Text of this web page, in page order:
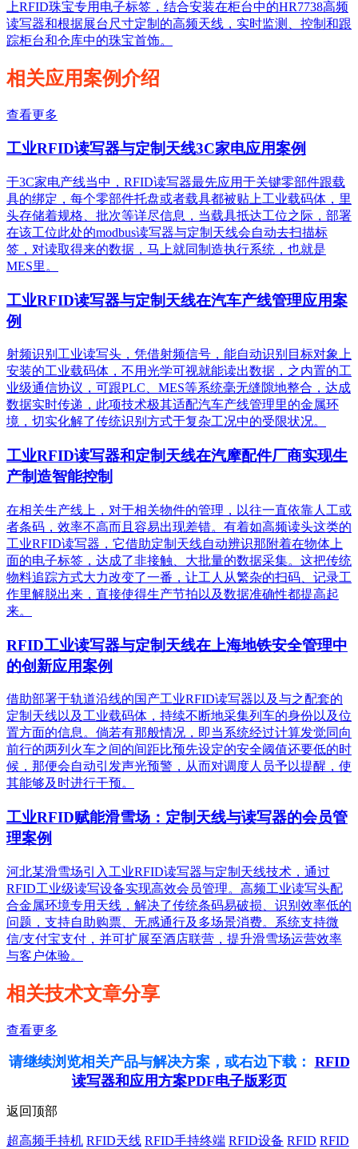
上RFID珠宝专用电子标签，结合安装在柜台中的HR7738高频
读写器和根据展台尺寸定制的高频天线，实时监测、控制和跟
踪柜台和仓库中的珠宝首饰。
相关应用案例介绍
查看更多
工业RFID读写器与定制天线3C家电应用案例
于3C家电产线当中，RFID读写器最先应用于关键零部件跟载
具的绑定，每个零部件托盘或者载具都被贴上工业载码体，里
头存储着规格、批次等详尽信息，当载具抵达工位之际，部署
在该工位此处的modbus读写器与定制天线会自动去扫描标
签，对读取得来的数据，马上就同制造执行系统，也就是
MES里。
工业RFID读写器与定制天线在汽车产线管理应用案
例
射频识别工业读写头，凭借射频信号，能自动识别目标对象上
安装的工业载码体，不用光学可视就能读出数据，之内置的工
业级通信协议，可跟PLC、MES等系统毫无缝隙地整合，达成
数据实时传递，此项技术极其适配汽车产线管理里的金属环
境，切实化解了传统识别方式于复杂工况中的受限状况。
工业RFID读写器和定制天线在汽摩配件厂商实现生
产制造智能控制
在相关生产线上，对于相关物件的管理，以往一直依靠人工或
者条码，效率不高而且容易出现差错。有着如高频读头这类的
工业RFID读写器，它借助定制天线自动辨识那附着在物体上
面的电子标签，达成了非接触、大批量的数据采集。这把传统
物料追踪方式大力改变了一番，让工人从繁杂的扫码、记录工
作里解脱出来，直接使得生产节拍以及数据准确性都提高起
来。
RFID工业读写器与定制天线在上海地铁安全管理中
的创新应用案例
借助部署于轨道沿线的国产工业RFID读写器以及与之配套的
定制天线以及工业载码体，持续不断地采集列车的身份以及位
置方面的信息。倘若有那般情况，即当系统经过计算发觉同向
前行的两列火车之间的间距比预先设定的安全阈值还要低的时
候，那便会自动引发声光预警，从而对调度人员予以提醒，使
其能够及时进行干预。
工业RFID赋能滑雪场：定制天线与读写器的会员管
理案例
河北某滑雪场引入工业RFID读写器与定制天线技术，通过
RFID工业级读写设备实现高效会员管理。高频工业读写头配
合金属环境专用天线，解决了传统条码易破损、识别效率低的
问题，支持自助购票、无感通行及多场景消费。系统支持微
信/支付宝支付，并可扩展至酒店联营，提升滑雪场运营效率
与客户体验。
相关技术文章分享
查看更多
请继续浏览相关产品与解决方案，或右边下载： RFID
读写器和应用方案PDF电子版彩页
返回顶部
超高频手持机 RFID天线 RFID手持终端 RFID设备 RFID RFID